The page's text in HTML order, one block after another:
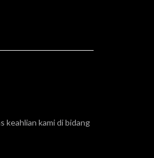
keahlian kami di bidang